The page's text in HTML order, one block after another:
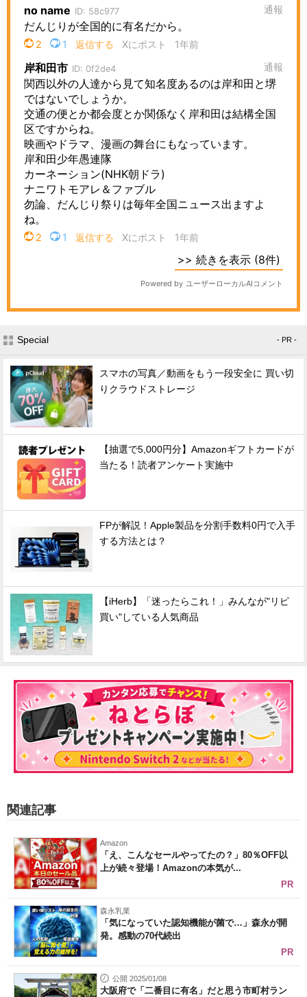
Special - PR -
スマホの写真／動画をもう一段安全に 買い切
りクラウドストレージ
【抽選で5,000円分】Amazonギフトカードが
当たる！読者アンケート実施中
FPが解説！Apple製品を分割手数料0円で入手
する方法とは？
【iHerb】「迷ったらこれ！」みんなが"リピ
買い"している人気商品
関連記事
Amazon
「え、こんなセールやってたの？」80％OFF以
上が続々登場！Amazonの本気が...
PR
森永乳業
「気になっていた認知機能が菌で…」森永が開
発。感動の70代続出
PR
公開 2025/01/08
大阪府で「二番目に有名」だと思う市町村ラン